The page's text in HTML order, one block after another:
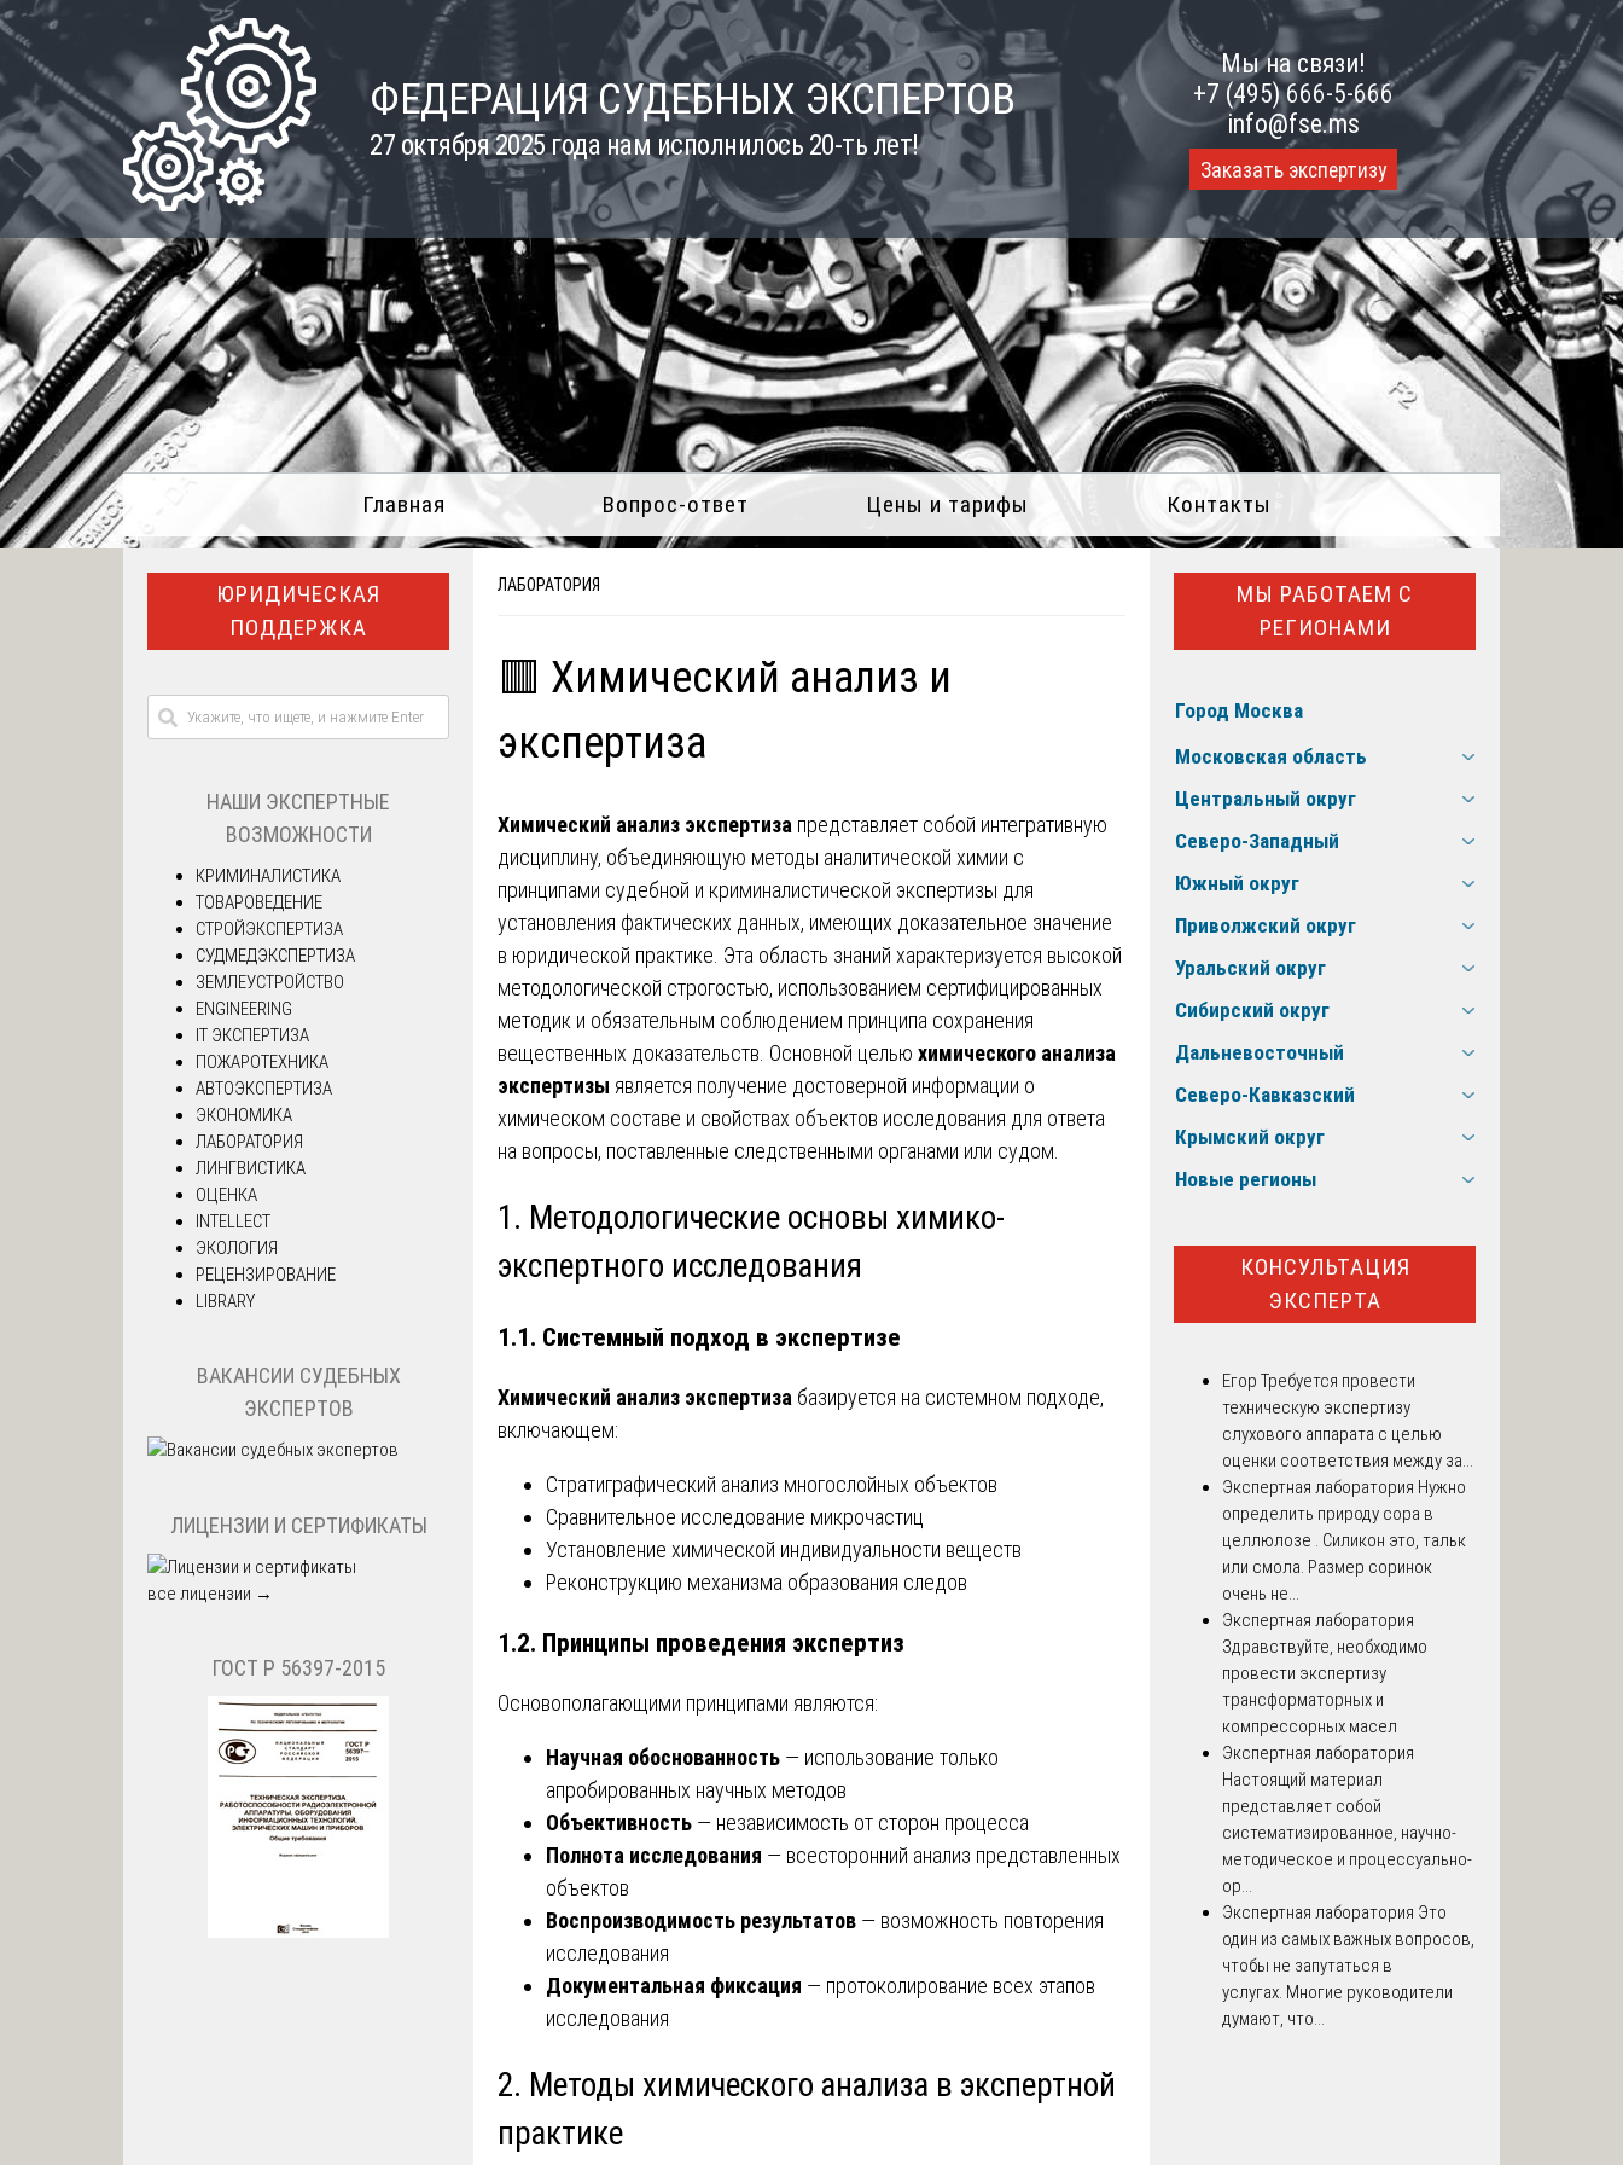
Skip
content
ФЕДЕРАЦИЯ СУДЕБНЫХ ЭКСПЕРТОВ
27 октября 2025 года нам исполнилось 20-ть лет!
Мы на связи!
+7 (495) 666-5-666
info@fse.ms
Заказать экспертизу
Главная Вопрос-ответ Цены и тарифы Контакты
ЛАБОРАТОРИЯ
🟥 Химический анализ и
экспертиза
Химический анализ экспертиза представляет собой интегративную
дисциплину, объединяющую методы аналитической химии с
принципами судебной и криминалистической экспертизы для
установления фактических данных, имеющих доказательное значение
в юридической практике. Эта область знаний характеризуется высокой
методологической строгостью, использованием сертифицированных
методик и обязательным соблюдением принципа сохранения
вещественных доказательств. Основной целью химического анализа
экспертизы является получение достоверной информации о
химическом составе и свойствах объектов исследования для ответа
на вопросы, поставленные следственными органами или судом.
1. Методологические основы химико-
экспертного исследования
1.1. Системный подход в экспертизе
Химический анализ экспертиза базируется на системном подходе,
включающем:
Стратиграфический анализ многослойных объектов
Сравнительное исследование микрочастиц
Установление химической индивидуальности веществ
Реконструкцию механизма образования следов
1.2. Принципы проведения экспертиз
Основополагающими принципами являются:
Научная обоснованность — использование только
апробированных научных методов
Объективность — независимость от сторон процесса
Полнота исследования — всесторонний анализ представленных
объектов
Воспроизводимость результатов — возможность повторения
исследования
Документальная фиксация — протоколирование всех этапов
исследования
2. Методы химического анализа в экспертной
практике
ЮРИДИЧЕСКАЯ
ПОДДЕРЖКА
НАШИ ЭКСПЕРТНЫЕ
ВОЗМОЖНОСТИ
КРИМИНАЛИСТИКА
ТОВАРОВЕДЕНИЕ
СТРОЙЭКСПЕРТИЗА
СУДМЕДЭКСПЕРТИЗА
ЗЕМЛЕУСТРОЙСТВО
ENGINEERING
IT ЭКСПЕРТИЗА
ПОЖАРОТЕХНИКА
АВТОЭКСПЕРТИЗА
ЭКОНОМИКА
ЛАБОРАТОРИЯ
ЛИНГВИСТИКА
ОЦЕНКА
INTELLECT
ЭКОЛОГИЯ
РЕЦЕНЗИРОВАНИЕ
LIBRARY
ВАКАНСИИ СУДЕБНЫХ
ЭКСПЕРТОВ
ЛИЦЕНЗИИ И СЕРТИФИКАТЫ
все лицензии →
ГОСТ Р 56397-2015
МЫ РАБОТАЕМ С
РЕГИОНАМИ
Город Москва
Московская область
Центральный округ
Северо-Западный
Южный округ
Приволжский округ
Уральский округ
Сибирский округ
Дальневосточный
Северо-Кавказский
Крымский округ
Новые регионы
КОНСУЛЬТАЦИЯ
ЭКСПЕРТА
Егор Требуется провести
техническую экспертизу
слухового аппарата с целью
оценки соответствия между за...
Экспертная лаборатория Нужно
определить природу сора в
целлюлозе . Силикон это, тальк
или смола. Размер соринок
очень не...
Экспертная лаборатория
Здравствуйте, необходимо
провести экспертизу
трансформаторных и
компрессорных масел
Экспертная лаборатория
Настоящий материал
представляет собой
систематизированное, научно-
методическое и процессуально-
ор...
Экспертная лаборатория Это
один из самых важных вопросов,
чтобы не запутаться в
услугах. Многие руководители
думают, что...